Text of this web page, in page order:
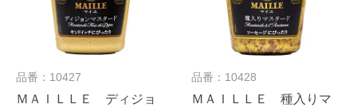
品番：10427
ＭＡＩＬＬＥ ディジョ
品番：10428
ＭＡＩＬＬＥ 種入りマ